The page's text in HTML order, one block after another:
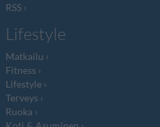
RSS
Lifestyle
Matkailu
Fitness
Lifestyle
Terveys
Ruoka